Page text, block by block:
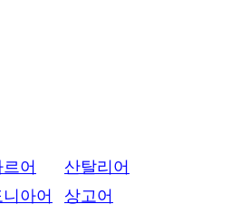
어
아어
산탈리어
상고어